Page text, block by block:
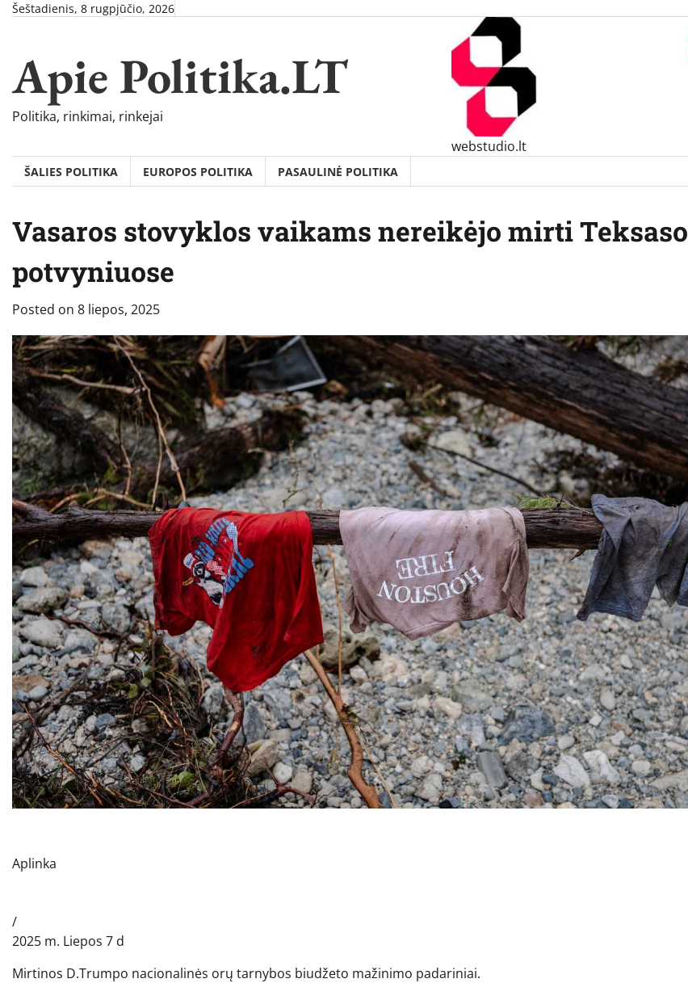
SkipŠeštadienis, 8 rugpjūčio, 2026
Apie Politika.LT
Politika, rinkimai, rinkejai
webstudio.lt
ŠALIES POLITIKA EUROPOS POLITIKA PASAULINĖ POLITIKA
Vasaros stovyklos vaikams nereikėjo mirti Teksaso
potvyniuose
Posted on 8 liepos, 2025
Aplinka
/
2025 m. Liepos 7 d
Mirtinos D.Trumpo nacionalinės orų tarnybos biudžeto mažinimo padariniai.